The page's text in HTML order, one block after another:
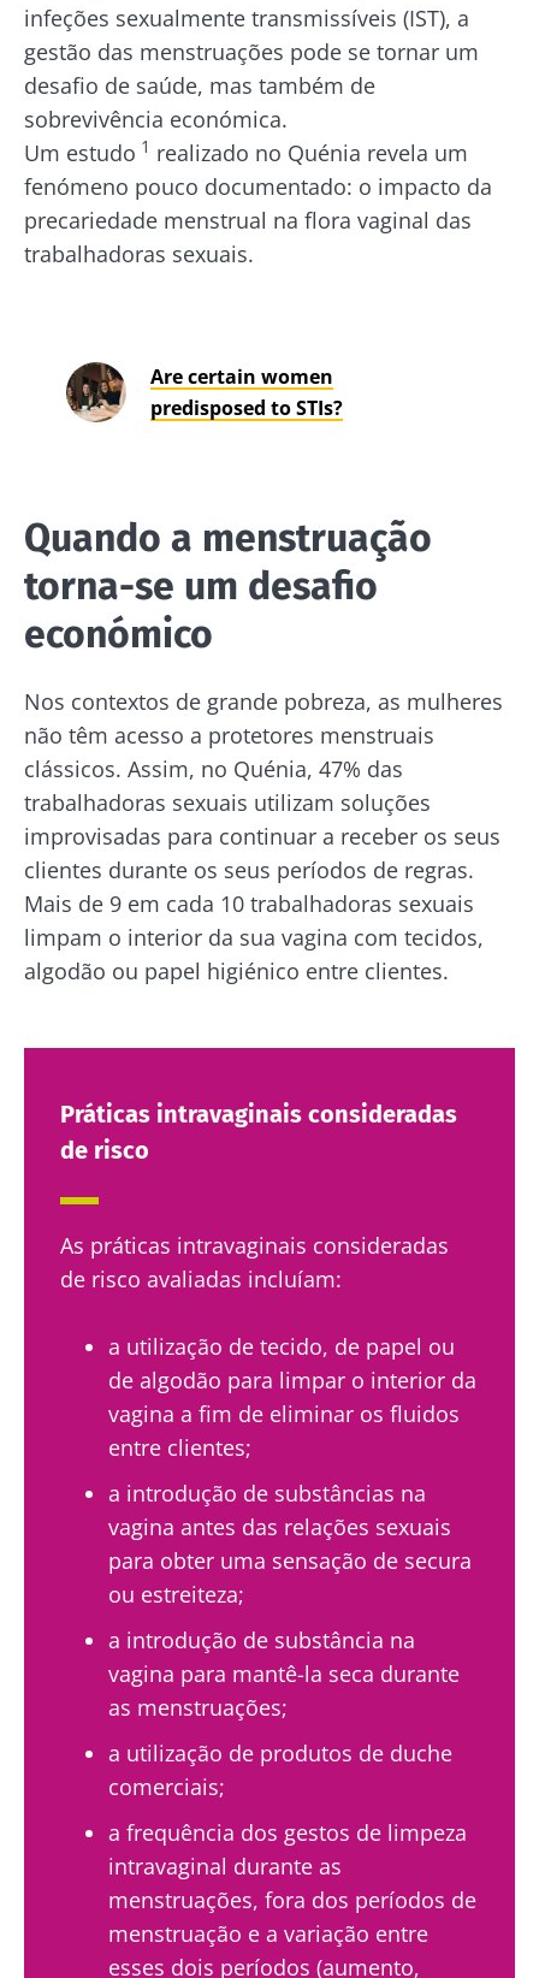
infeções sexualmente transmissíveis (IST), a
gestão das menstruações pode se tornar um
desafio de saúde, mas também de
sobrevivência económica.
Um estudo 1 realizado no Quénia revela um
fenómeno pouco documentado: o impacto da
precariedade menstrual na flora vaginal das
trabalhadoras sexuais.
Are certain women
predisposed to STIs?
Quando a menstruação
torna-se um desafio
económico
Nos contextos de grande pobreza, as mulheres
não têm acesso a protetores menstruais
clássicos. Assim, no Quénia, 47% das
trabalhadoras sexuais utilizam soluções
improvisadas para continuar a receber os seus
clientes durante os seus períodos de regras.
Mais de 9 em cada 10 trabalhadoras sexuais
limpam o interior da sua vagina com tecidos,
algodão ou papel higiénico entre clientes.
Práticas intravaginais consideradas
de risco
As práticas intravaginais consideradas
de risco avaliadas incluíam:
a utilização de tecido, de papel ou
de algodão para limpar o interior da
vagina a fim de eliminar os fluidos
entre clientes;
a introdução de substâncias na
vagina antes das relações sexuais
para obter uma sensação de secura
ou estreiteza;
a introdução de substância na
vagina para mantê-la seca durante
as menstruações;
a utilização de produtos de duche
comerciais;
a frequência dos gestos de limpeza
intravaginal durante as
menstruações, fora dos períodos de
menstruação e a variação entre
esses dois períodos (aumento,